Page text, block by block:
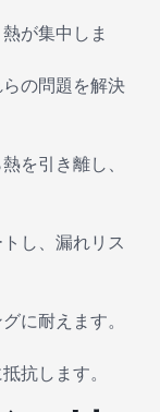
が集中しま
の問題を解決
を引き離し、
し、漏れリス
に耐えます。
抗します。